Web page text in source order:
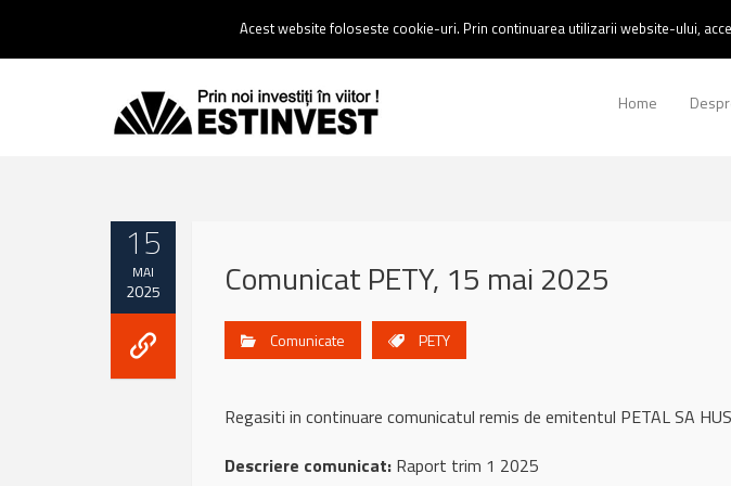
0237 238 900 |Email :contact@estinvest.ro
Home
15
MAI
2025 Comunicat PETY, 15 mai 2025
Comunicate PETY
Regasiti in continuare comunicatul remis de emitentul PETAL SA
Descriere comunicat: Raport trim 1 2025
Acest website foloseste cookie-uri. Prin continuarea utilizarii website-ului,